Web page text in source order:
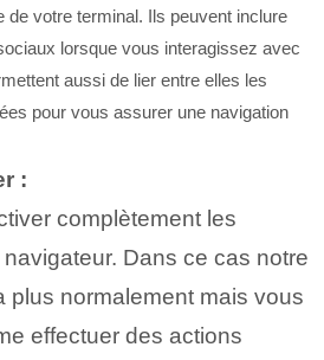
de votre terminal. Ils peuvent inclure
lorsque vous interagissez avec
aussi de lier entre elles les
pour vous assurer une navigation
:
complètement les
Dans ce cas notre
plus normalement mais vous
effectuer des actions